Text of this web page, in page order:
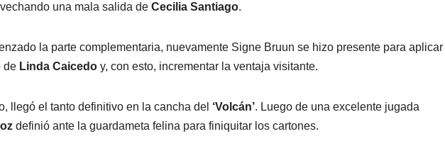
una mala salida de Cecilia Santiago.
la parte complementaria, nuevamente Signe Bruun se hizo presente para aplicar
de Linda Caicedo y, con esto, incrementar la ventaja visitante.
llegó el tanto definitivo en la cancha del ‘Volcán’. Luego de una excelente jugada
definió ante la guardameta felina para finiquitar los cartones.